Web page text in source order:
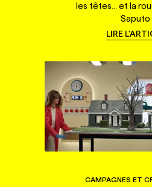
les têtes... et la
Saputo
LIRE
CAMPAGNES ET